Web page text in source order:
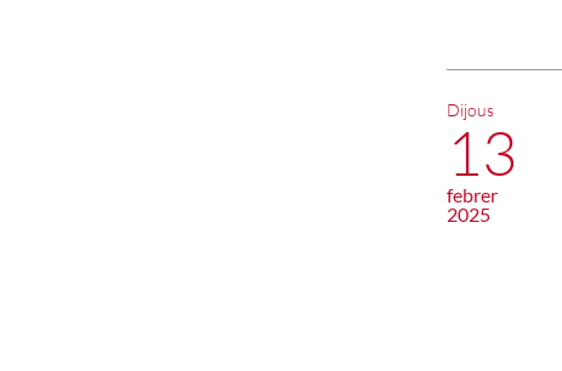
Dijous
13
febrer
2025